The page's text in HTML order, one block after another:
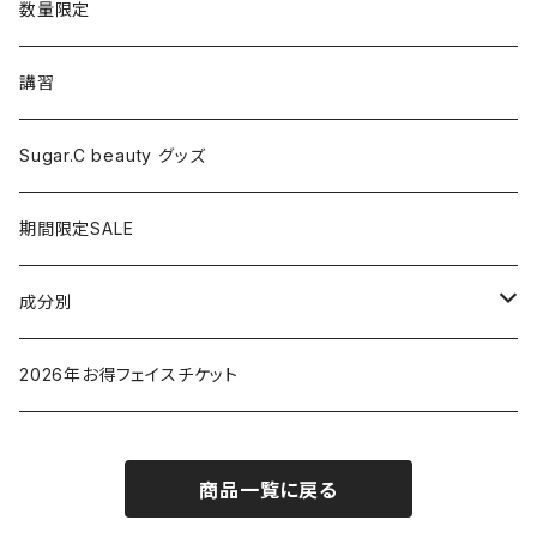
シャワーヘッド
マッサージ
ドライヤー
脱毛器
クレイツ
グッズ
数量限定
講習
Sugar.C beauty グッズ
期間限定SALE
成分別
ヒアルロン酸
バクチオイル（レチノール）
2026年お得フェイスチケット
商品一覧に戻る